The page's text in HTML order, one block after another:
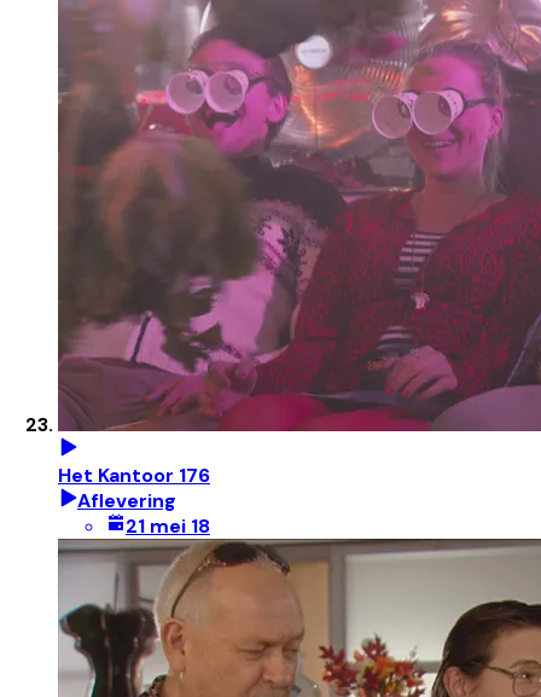
Het Kantoor 176
Aflevering
21 mei 18